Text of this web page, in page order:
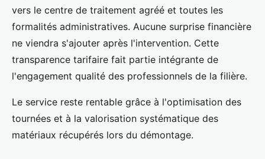
vers le centre de traitement agréé et toutes les
formalités administratives. Aucune surprise financière
ne viendra s'ajouter après l'intervention. Cette
transparence tarifaire fait partie intégrante de
l'engagement qualité des professionnels de la filière.
Le service reste rentable grâce à l'optimisation des
tournées et à la valorisation systématique des
matériaux récupérés lors du démontage.